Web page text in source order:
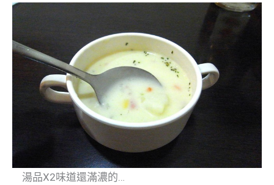
湯品X2味道還滿濃的…